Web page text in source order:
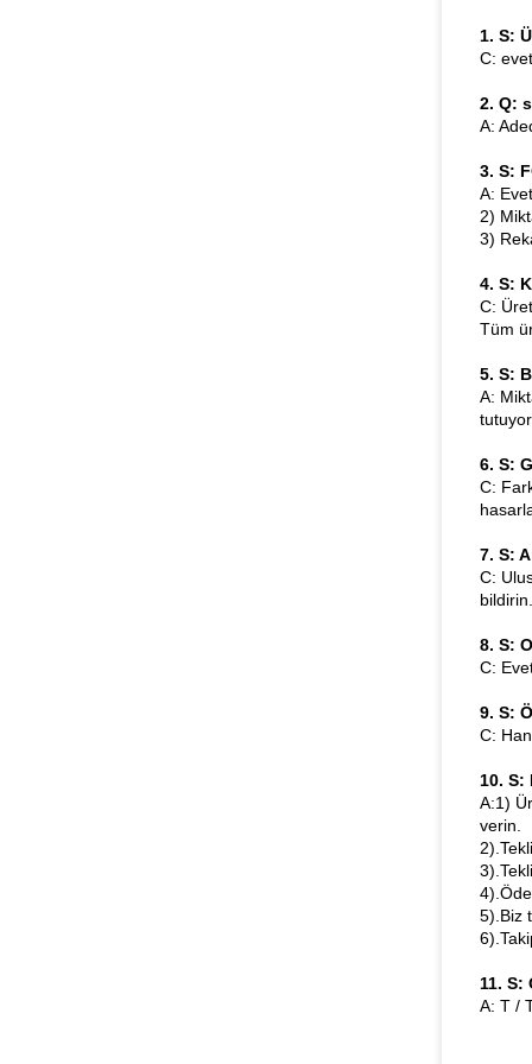
1. S:
C:
2. Q:
A:
3. S:
A:
2)
3)
4. S:
C:
Tüm
5. S:
A:
6. S:
C:
7. S:
C:
bildirin.
8. S:
C:
9. S:
C:
10. S:
A:1)
verin.
5).Biz
11. S:
A: T /